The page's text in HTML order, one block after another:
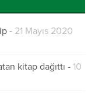
- 21 Mayıs 2020
kitap dağıttı - 10